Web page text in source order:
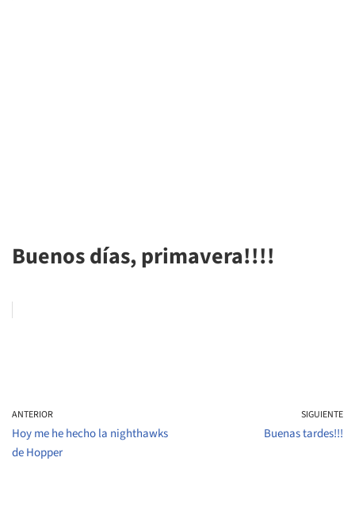
Buenos días, primavera!!!!
ANTERIOR
Hoy me he hecho la nighthawks
de Hopper
SIGUIENTE
Buenas tardes!!!